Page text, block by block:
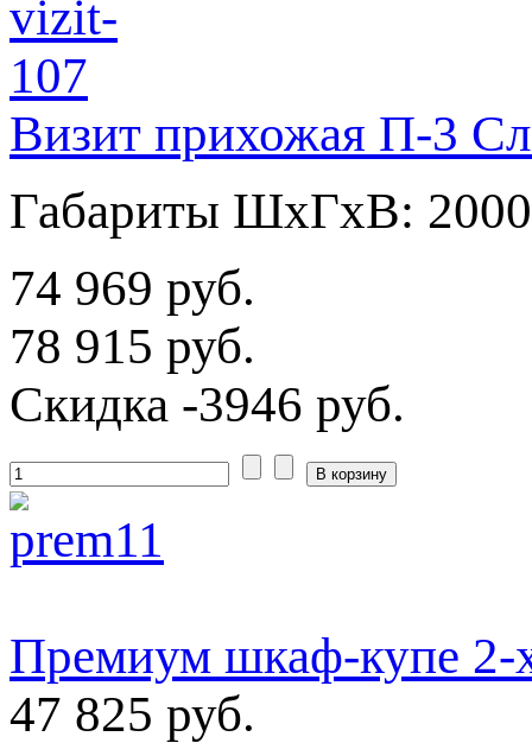
Визит прихожая П-3
Габариты ШхГхВ:
74 969 руб.
78 915 руб.
Скидка -3946 руб.
Премиум шкаф-купе
47 825 руб.